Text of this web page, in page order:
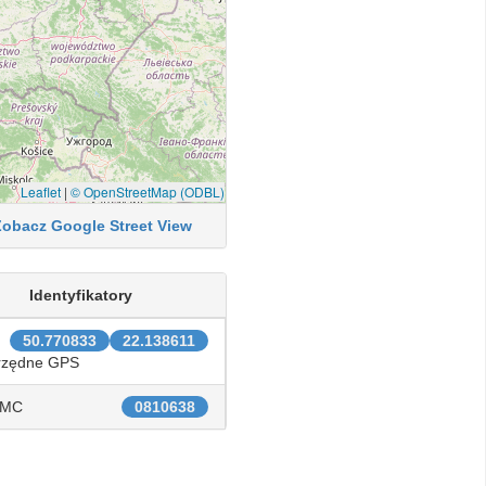
Leaflet| © OpenStreetMap (ODBL)
Google Street View
Identyfikatory
22.138611
50.770833
GPS
0810638